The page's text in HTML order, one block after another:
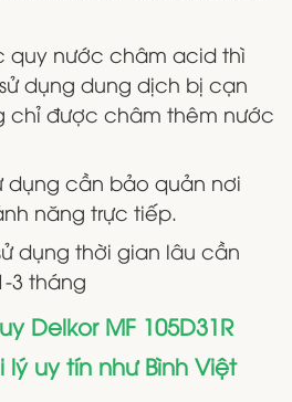
quy nước châm acid thì
dụng dung dịch bị cạn
chỉ được châm thêm nước
dụng cần bảo quản nơi
năng trực tiếp.
dụng thời gian lâu cần
3 tháng
Delkor MF 105D31R
lý uy tín như Bình Việt